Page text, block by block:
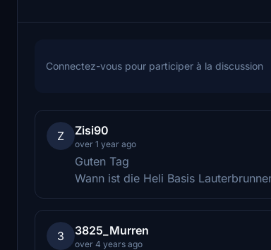
Connectez-vous pour participer à la discussion
Z Zisi90
over 1 year ago
Guten Tag
Wann ist die Heli Basis
3 3825_Murren
over 4 years ago